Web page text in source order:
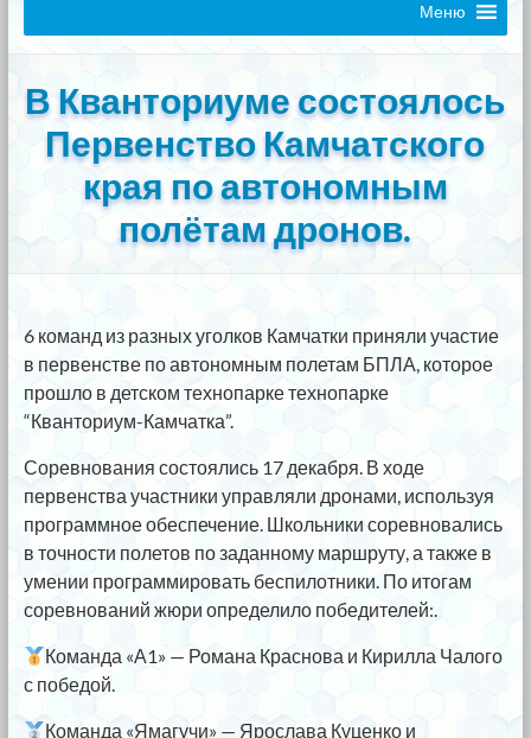
Меню
В Кванториуме состоялось
Первенство Камчатского
края по автономным
полётам дронов.
6 команд из разных уголков Камчатки приняли участие
в первенстве по автономным полетам БПЛА, которое
прошло в детском технопарке технопарке
“Кванториум-Камчатка”.
Соревнования состоялись 17 декабря. В ходе
первенства участники управляли дронами, используя
программное обеспечение. Школьники соревновались
в точности полетов по заданному маршруту, а также в
умении программировать беспилотники. По итогам
соревнований жюри определило победителей:.
Команда «А1» — Романа Краснова и Кирилла Чалого
с победой.
Команда «Ямагучи» — Ярослава Куценко и